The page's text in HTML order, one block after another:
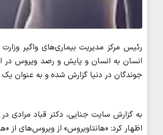
رئیس مرکز مدیریت بیماری‌های واگیر
انسان به انسان و پایش و رصد ویروس در
جوندگان در دنیا گزارش شده و به عنوان
به گزارش سایت جنایی، دکتر قباد مرادی
اظهار کرد: «هانتاویروس» از ویروس‌های از